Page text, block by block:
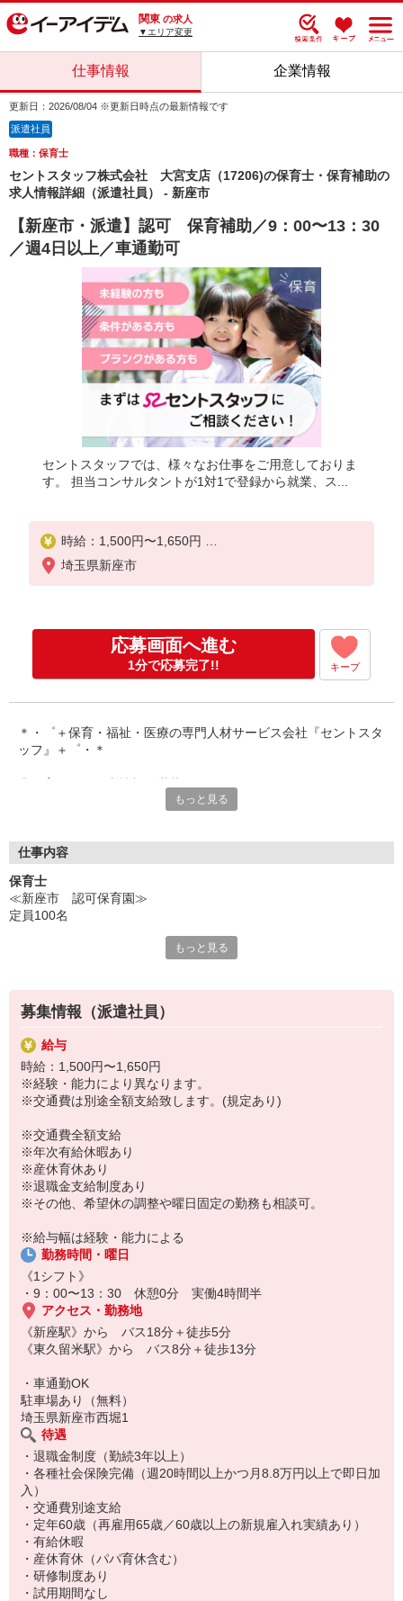
関東 の求人
▼エリア変更
仕事情報 企業情報
更新日：2026/08/04 ※更新日時点の最新情報です
派遣社員
職種：保育士
セントスタッフ株式会社 大宮支店（17206)の保育士・保育補助の
求人情報詳細（派遣社員） - 新座市
【新座市・派遣】認可 保育補助／9：00〜13：30
／週4日以上／車通勤可
セントスタッフでは、様々なお仕事をご用意しておりま
す。 担当コンサルタントが1対1で登録から就業、ス...
時給：1,500円〜1,650円
※経験・能力により異なります。
※交通費は別途全額支給致します。(規定あり)
※年次有給休暇あり
※産休育休あり
※退職金支給制度あり
※その他、希望休の調整や曜日固定の勤務も相談可
※給与幅は経験・能力による
埼玉県新座市
応募画面へ進む
1分で応募完了!! キープ
＊・゜＋保育・福祉・医療の専門人材サービス会社『セントスタ
ッフ』＋゜・＊
保育専門の人材サービスをしているからこそ、豊富な求人情報を
「短時間で探してる」「いずれ正職員になりたい！」
ネ！
もっと見る
仕事内容
保育士
≪新座市 認可保育園≫
定員100名
◆ 車通勤 可能（駐車代無料）
◆ 派遣でも退職金あり
〜働く環境〜
◎ 自然との関りを大切にしており、畑で野菜を育ててます♪
◎ 子供たちと沢山遊んで、一緒に成長していきましょう
もっと見る
募集情報（派遣社員）
給与
時給：1,500円〜1,650円
※経験・能力により異なります。
※交通費は別途全額支給致します。(規定あり)
※交通費全額支給
※年次有給休暇あり
※産休育休あり
※退職金支給制度あり
※その他、希望休の調整や曜日固定の勤務も相談可。
※給与幅は経験・能力による
勤務時間・曜日
《1シフト》
・9：00〜13：30 休憩0分 実働4時間半
アクセス・勤務地
《新座駅》から バス18分＋徒歩5分
《東久留米駅》から バス8分＋徒歩13分
・車通勤OK
駐車場あり（無料）
埼玉県新座市西堀1
待遇
・退職金制度（勤続3年以上）
・各種社会保険完備（週20時間以上かつ月8.8万円以上で即日加
入）
・交通費別途支給
・定年60歳（再雇用65歳／60歳以上の新規雇入れ実績あり）
・有給休暇
・産休育休（パパ育休含む）
・研修制度あり
・試用期間なし